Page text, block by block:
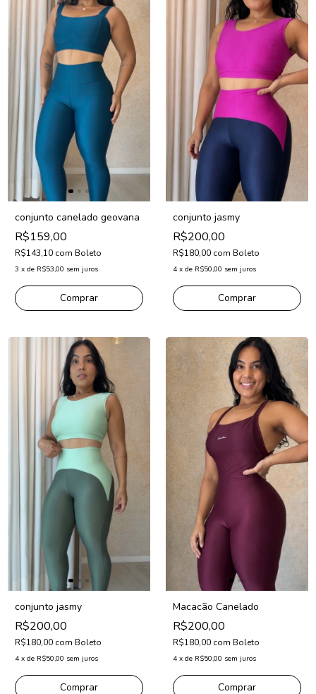
conjunto canelado geovana
R$159,00
R$143,10 com Boleto
3 x de R$53,00 sem juros
Comprar
conjunto jasmy
R$200,00
R$180,00 com Boleto
4 x de R$50,00 sem juros
Comprar
conjunto jasmy
R$200,00
R$180,00 com Boleto
4 x de R$50,00 sem juros
Comprar
Macacão Canelado
R$200,00
R$180,00 com Boleto
4 x de R$50,00 sem juros
Comprar